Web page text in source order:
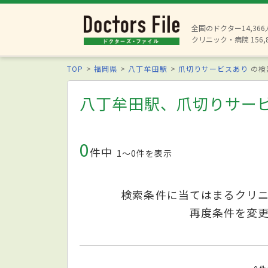
全国のドクター14,366
クリニック・病院
TOP 福岡県 八丁牟田駅 爪切りサービスあり の
八丁牟田駅、爪切りサー
0件中 1〜0件を表示
検索条件に当てはまるクリ
再度条件を変